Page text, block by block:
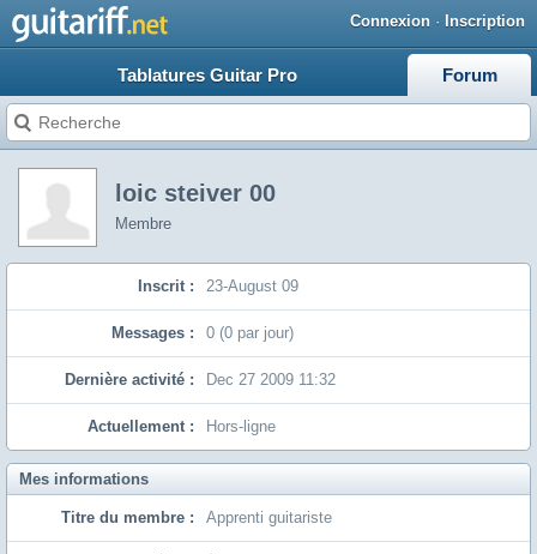
Connexion · Inscription
Tablatures Guitar Pro Forum
loic steiver 00
Membre
Inscrit : 23-August 09
Messages : 0 (0 par jour)
Dernière activité : Dec 27 2009 11:32
Actuellement : Hors-ligne
Mes informations
Titre du membre : Apprenti guitariste